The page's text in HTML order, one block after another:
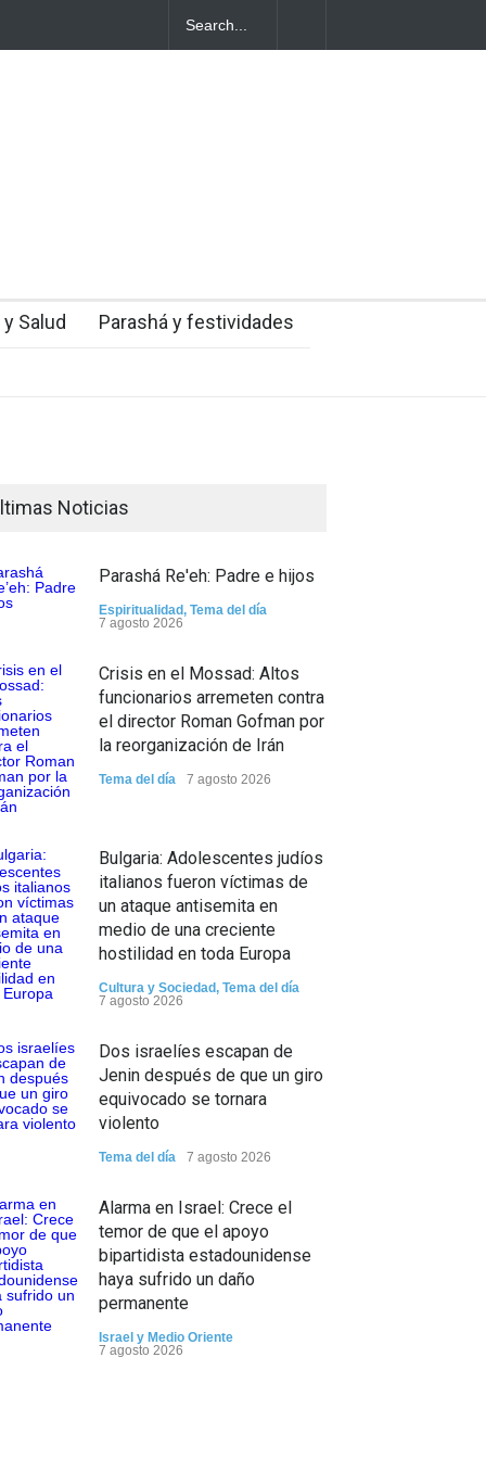
Salud Parashá y festividades
Noticias
Parashá Re'eh: Padre e hijos
Espiritualidad, Tema del día
7 agosto 2026
Crisis en el Mossad: Altos
funcionarios arremeten contra
el director Roman Gofman por
la reorganización de Irán
Tema del día 7 agosto 2026
Bulgaria: Adolescentes judíos
italianos fueron víctimas de
un ataque antisemita en
medio de una creciente
hostilidad en toda Europa
Cultura y Sociedad, Tema del día
7 agosto 2026
Dos israelíes escapan de
Jenin después de que un giro
equivocado se tornara
violento
Tema del día 7 agosto 2026
Alarma en Israel: Crece el
temor de que el apoyo
bipartidista estadounidense
haya sufrido un daño
permanente
Israel y Medio Oriente
7 agosto 2026